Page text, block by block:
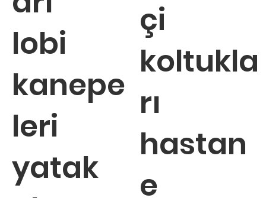
lobi
kanepe
leri
yatak
çi
koltukla
rı
hastan
e